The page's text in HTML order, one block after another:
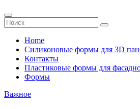
Home
Cиликоновые формы для 3D
Контакты
Пластиковые формы для
Формы
Важное